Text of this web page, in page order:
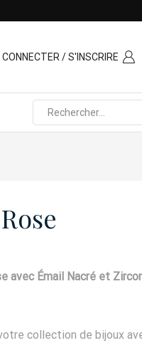
CONNECTER / S'INSCRIRE
avec Émail Nacré et
collection de bijoux